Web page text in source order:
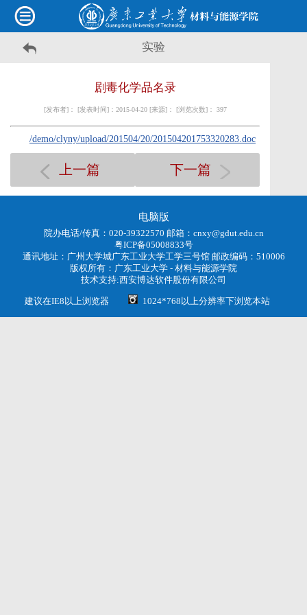
实验
剧毒化学品名录
[发布者]： [发表时间]：2015-04-20 [来源]： [浏览次数]： 397
/demo/clyny/upload/201504/20/201504201753320283.doc
上一篇 下一篇
电脑版
院办电话/传真：020-39322570 邮箱：cnxy@gdut.edu.cn
粤ICP备05008833号
通讯地址：广州大学城广东工业大学工学三号馆 邮政编码：510006
版权所有： 广东工业大学 - 材料与能源学院
技术支持:西安博达软件股份有限公司
建议在IE8以上浏览器 1024*768以上分辨率下浏览本站